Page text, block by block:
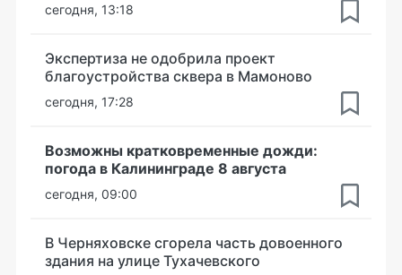
сегодня, 13:18
Экспертиза не одобрила проект
благоустройства сквера в Мамоново
сегодня, 17:28
Возможны кратковременные дожди:
погода в Калининграде 8 августа
сегодня, 09:00
В Черняховске сгорела часть довоенного
здания на улице Тухачевского